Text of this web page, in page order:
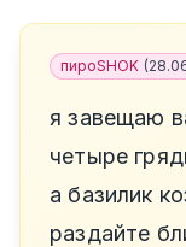
пироSHOK (
я завещаю
четыре
а базилик
раздайте